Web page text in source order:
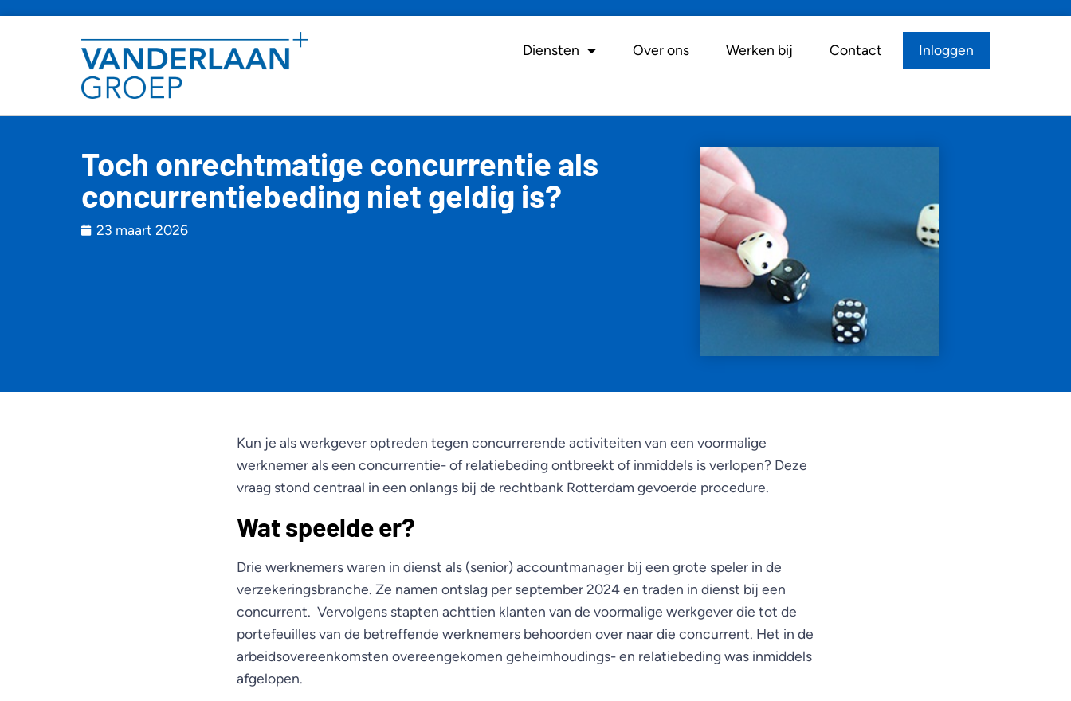
Diensten Over ons Werken bij Contact Inloggen
Toch onrechtmatige concurrentie als
concurrentiebeding niet geldig is?
23 maart 2026
Kun je als werkgever optreden tegen concurrerende activiteiten van een voormalige
werknemer als een concurrentie- of relatiebeding ontbreekt of inmiddels is verlopen? Deze
vraag stond centraal in een onlangs bij de rechtbank Rotterdam gevoerde procedure.
Wat speelde er?
Drie werknemers waren in dienst als (senior) accountmanager bij een grote speler in de
verzekeringsbranche. Ze namen ontslag per september 2024 en traden in dienst bij een
concurrent. Vervolgens stapten achttien klanten van de voormalige werkgever die tot de
portefeuilles van de betreffende werknemers behoorden over naar die concurrent. Het in de
arbeidsovereenkomsten overeengekomen geheimhoudings- en relatiebeding was inmiddels
afgelopen.